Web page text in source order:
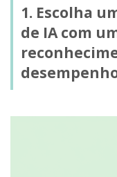
1. Escolha
de IA com